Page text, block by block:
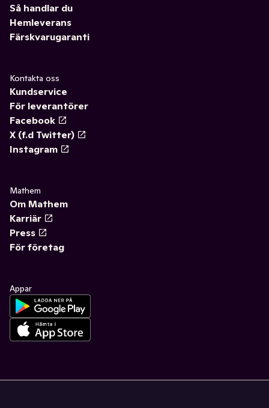
Så handlar du
Hemleverans
Färskvarugaranti
Kontakta oss
Kundservice
För leverantörer
Facebook
X (f.d Twitter)
Instagram
Mathem
Om Mathem
Karriär
Press
För företag
Appar